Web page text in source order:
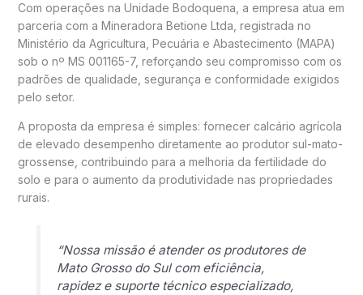
Com operações na Unidade Bodoquena, a empresa atua em
parceria com a Mineradora Betione Ltda, registrada no
Ministério da Agricultura, Pecuária e Abastecimento (MAPA)
sob o nº MS 001165-7, reforçando seu compromisso com os
padrões de qualidade, segurança e conformidade exigidos
pelo setor.
A proposta da empresa é simples: fornecer calcário agrícola
de elevado desempenho diretamente ao produtor sul-mato-
grossense, contribuindo para a melhoria da fertilidade do
solo e para o aumento da produtividade nas propriedades
rurais.
“Nossa missão é atender os produtores de
Mato Grosso do Sul com eficiência,
rapidez e suporte técnico especializado,